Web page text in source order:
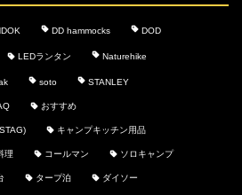
DD hammocks DOD
LEDランタン Naturehike
soto STANLEY
おすすめ
キャンプキッチン用品
理 コールマン ソロキャンプ
タープ泊 ダイソー